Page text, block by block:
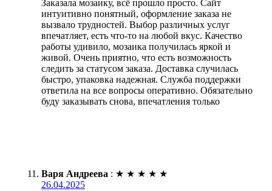
Заказала мозаику, всё прошло просто. Сайт
интуитивно понятный, оформление заказа не
вызвало трудностей. Выбор различных услуг
впечатляет, есть что-то на любой вкус. Качество
работы удивило, мозаика получилась яркой и
живой. Очень приятно, что есть возможность
следить за статусом заказа. Доставка случилась
быстро, упаковка надежная. Служба поддержки
ответила на все вопросы оперативно. Обязательно
буду заказывать снова, впечатления только
Варя Андреева : ★ ★ ★ ★ ★
26.04.2025